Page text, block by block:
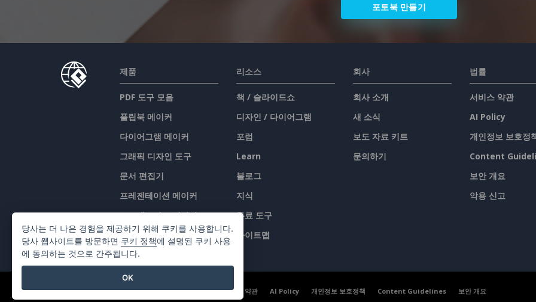
포토북 만들기
제품
PDF 도구 모음
플립북 메이커
다이어그램 메이커
그래픽 디자인 도구
문서 편집기
프레젠테이션 메이커
스프레드시트 편집기
가격 책정
리소스
책 / 슬라이드쇼
디자인 / 다이어그램
포럼
Learn
블로그
지식
무료 도구
사이트맵
회사
회사 소개
새 소식
보도 자료 키트
문의하기
법률
서비스 약관
AI Policy
개인정보 보호정
Content
보안 개요
악용 신고
©2026 by Visual Paradigm. 모든 권리 보유. 서비스 약관 AI Policy 개인정보 보호정책 Content Guidelines 보안 개요
당사는 더 나은 경험을 제공하기 위해 쿠키를 사용합니다.
당사 웹사이트를 방문하면 쿠키 정책에 설명된 쿠키 사용
에 동의하는 것으로 간주됩니다.
OK